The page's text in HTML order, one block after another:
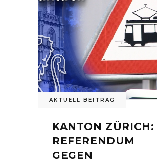
AKTUELL BEITRAG
KANTON ZÜRICH:
REFERENDUM
GEGEN